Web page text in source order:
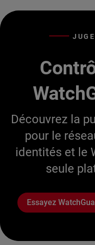
Découvrez la
pour le
identités et le
seule
Essayez